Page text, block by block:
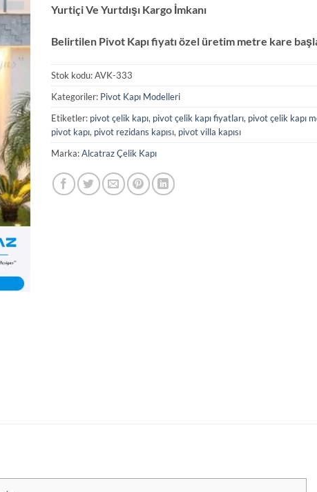
Yurtiçi Ve Yurtdışı Kargo İmkanı
Belirtilen Pivot Kapı fiyatı özel üretim metre kare
Stok kodu:AVK-333
Kategoriler: Pivot Kapı Modelleri
Etiketler: pivot çelik kapı, pivot çelik kapı fiyatları, pivot çelik kapı
pivot kapı, pivot rezidans kapısı, pivot villa kapısı
Marka:Alcatraz Çelik Kapı